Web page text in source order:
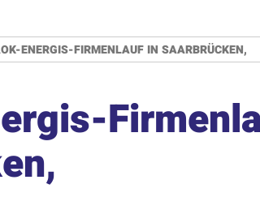
ENERGIS-FIRMENLAUF IN SAARBRÜCKEN,